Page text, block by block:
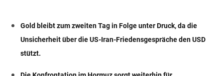
Gold bleibt zum zweiten Tag in Folge unter Druck, da die
Unsicherheit über die US-Iran-Friedensgespräche den USD
stützt.